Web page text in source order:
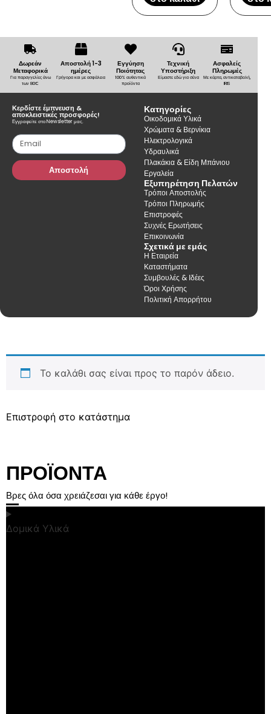
Δωρεάν
Μεταφορικά
Για παραγγελίες άνω
των 80€
Αποστολή 1-3
ημέρες
Γρήγορα και με ασφάλεια
Εγγύηση
Ποιότητας
100% αυθεντικά
προϊόντα
Τεχνική
Υποστήριξη
Είμαστε εδώ για σένα
Ασφαλείς
Πληρωμές
Με κάρτα, αντικαταβολή,
IRIS
Κερδίστε έμπνευση &
αποκλειστικές προσφορές!
Εγγραφείτε στο Newsletter μας.
Αποστολή
Κατηγορίες
Οικοδομικά Υλικά
Χρώματα & Βερνίκια
Ηλεκτρολογικά
Υδραυλικά
Πλακάκια & Είδη Μπάνιου
Εργαλεία
Εξυπηρέτηση Πελατών
Τρόποι Αποστολής
Τρόποι Πληρωμής
Επιστροφές
Συχνές Ερωτήσεις
Επικοινωνία
Σχετικά με εμάς
Η Εταιρεία
Καταστήματα
Συμβουλές & Ιδέες
Όροι Χρήσης
Πολιτική Απορρήτου
Το καλάθι σας είναι προς το παρόν άδειο.
Επιστροφή στο κατάστημα
ΠΡΟΪΟΝΤΑ
Βρες όλα όσα χρειάζεσαι για κάθε έργο!
Δομικά Υλικά